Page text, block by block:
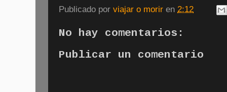
Publicado por viajar o morir en 2:12
No hay comentarios:
Publicar un comentario